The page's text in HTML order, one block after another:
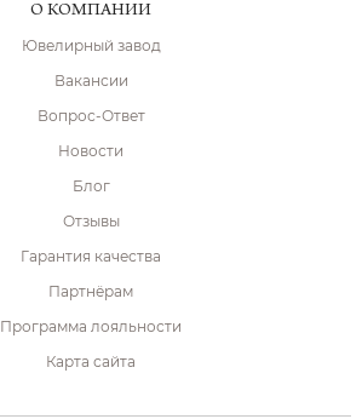
О КОМПАНИИ
Ювелирный завод
Вакансии
Вопрос-Ответ
Новости
Блог
Отзывы
Гарантия качества
Партнёрам
Программа лояльности
Карта сайта